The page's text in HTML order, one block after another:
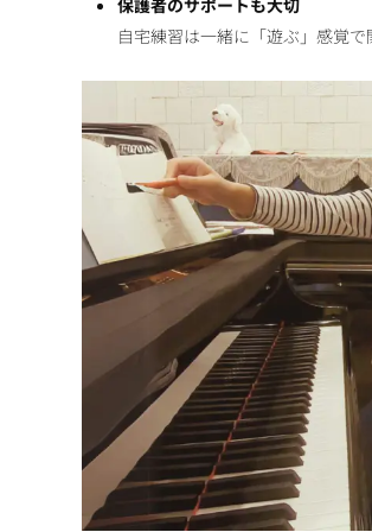
自宅練習は一緒に「遊ぶ」感覚